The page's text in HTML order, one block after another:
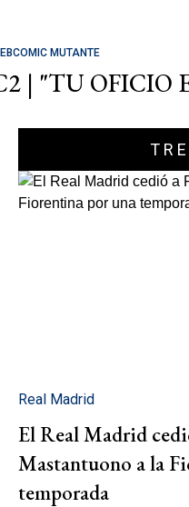
MUTANTE
| "TU OFICIO
Real Madrid
El Real Madrid
Mastantuono a la
temporada